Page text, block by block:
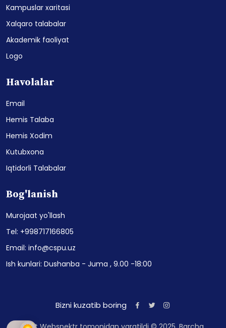
Kampuslar xaritasi
Xalqaro talabalar
Akademik faoliyat
Logo
Havolalar
Email
Hemis Talaba
Hemis Xodim
Kutubxona
Iqtidorli Talabalar
Bog'lanish
Murojaat yo'llash
Tel: +998717166805
Email: info@cspu.uz
Ish kunlari: Dushanba - Juma , 9.00 -18:00
Bizni kuzatib boring